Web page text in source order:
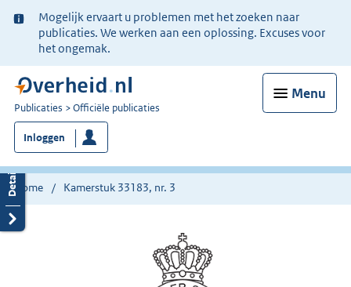
Ter
informatie:
Mogelijk ervaart u problemen met het zoeken naar
publicaties. We werken aan een oplossing. Excuses voor
het ongemak.
Menu
U
bent
nu
hier:
Publicaties Officiële publicaties
Inloggen
Home Kamerstuk 33183, nr. 3